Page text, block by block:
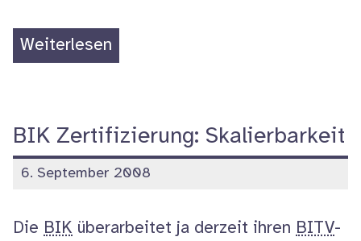
Weiterlesen
2.0
dem
der
BIK Zertifizierung: Skalierbarkeit
veröffentlicht
6. September 2008
Die BIK überarbeitet ja derzeit ihren BITV-